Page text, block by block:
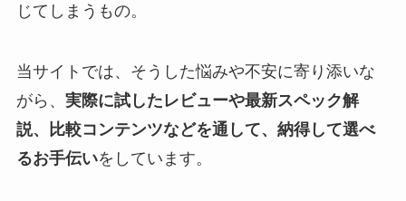
じてしまうもの。
当サイトでは、そうした悩みや不安に寄り添いな
がら、 実際に試したレビューや最新スペック解
説、比較コンテンツなどを通して、納得して選べ
るお手伝いをしています。